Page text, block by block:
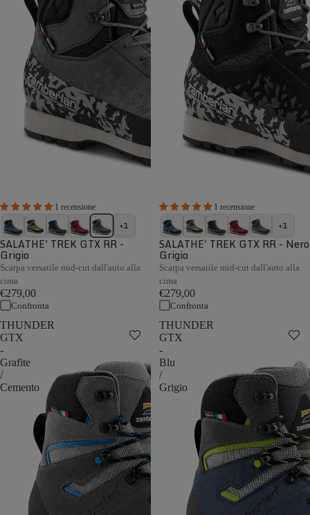
1 recensione
+1
SALATHE' TREK GTX RR -
Grigio
Scarpa versatile mid-cut dall'auto alla
cima
€279,00
Confronta
1 recensione
+1
SALATHE' TREK GTX RR - Nero
Grigio
Scarpa versatile mid-cut dall'auto alla
cima
€279,00
Confronta
THUNDER
GTX
-
Grafite
/
Cemento
THUNDER
GTX
-
Blu
/
Grigio